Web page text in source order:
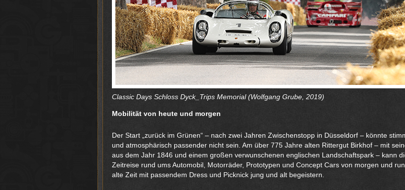
Classic Days Schloss Dyck_Trips Memorial (Wolfgang Grube, 2019)
Mobilität von heute und morgen
Der Start „zurück im Grünen“ – nach zwei Jahren Zwischenstopp in Düsseldorf – könnte
und atmosphärisch passender nicht sein. Am über 775 Jahre alten Rittergut Birkhof – mit
aus dem Jahr 1846 und einem großen verwunschenen englischen Landschaftspark – kann
Zeitreise rund ums Automobil, Motorräder, Prototypen und Concept Cars von morgen und
alte Zeit mit passendem Dress und Picknick jung und alt begeistern.